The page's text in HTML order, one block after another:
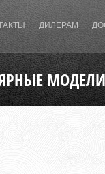
ДИЛЕРАМ
МОДЕЛИ